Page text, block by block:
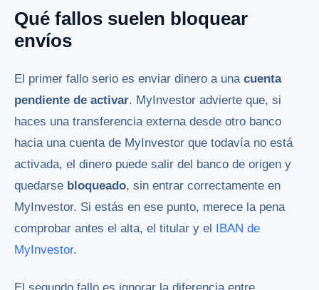
Qué fallos suelen bloquear
envíos
El primer fallo serio es enviar dinero a una cuenta
pendiente de activar. MyInvestor advierte que, si
haces una transferencia externa desde otro banco
hacia una cuenta de MyInvestor que todavía no está
activada, el dinero puede salir del banco de origen y
quedarse bloqueado, sin entrar correctamente en
MyInvestor. Si estás en ese punto, merece la pena
comprobar antes el alta, el titular y el
IBAN de
MyInvestor.